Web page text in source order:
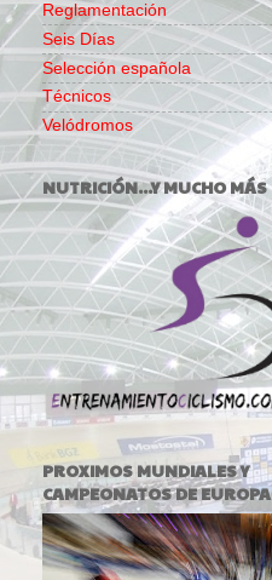
Reglamentación
Seis Días
Selección española
Técnicos
Velódromos
NUTRICIÓN...Y MUCHO MÁS
PROXIMOS MUNDIALES Y
CAMPEONATOS DE EUROPA